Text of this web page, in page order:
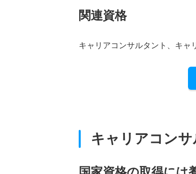
関連資格
キャリアコンサルタント、キャ
キャリアコン